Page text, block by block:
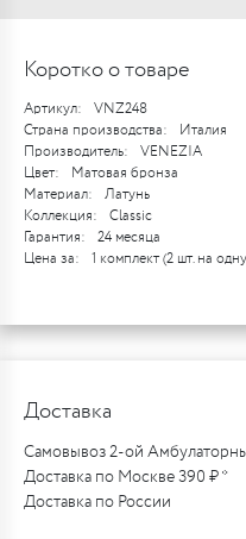
Коротко о товаре
Артикул:
VNZ248
Страна производства:
Италия
Производитель:
VENEZIA
Цвет:
Матовая бронза
Материал:
Латунь
Коллекция:
Classic
Гарантия:
24 месяца
Цена за:
1 комплект (2 шт. на
Доставка
Самовывоз 2-ой
Доставка по Москве 390 ₽ *
Доставка по России